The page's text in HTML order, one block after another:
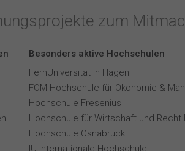
zum
Besonders aktive Hochschulen
FernUniversität in Hagen
FOM Hochschule für Ökonomie &
Hochschule Fresenius
Hochschule für Wirtschaft und Recht
Hochschule Osnabrück
IU Internationale Hochschule